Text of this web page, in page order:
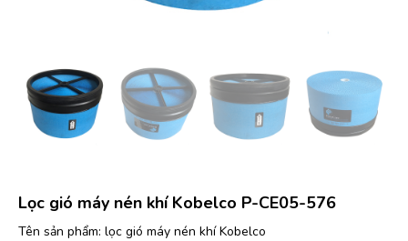
Lọc gió máy nén khí Kobelco P-CE05-576
Tên sản phẩm: lọc gió máy nén khí Kobelco